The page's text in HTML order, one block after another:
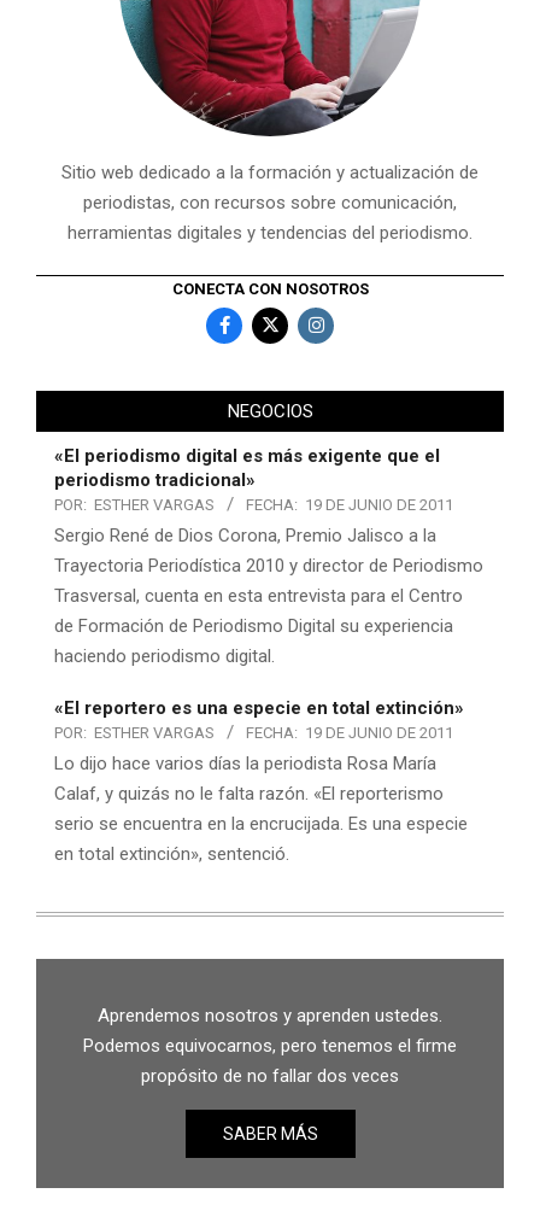
Sitio web dedicado a la formación y actualización de
periodistas, con recursos sobre comunicación,
herramientas digitales y tendencias del periodismo.
CONECTA CON NOSOTROS
NEGOCIOS
«El periodismo digital es más exigente que el
periodismo tradicional»
POR: ESTHER VARGAS FECHA: 19 DE JUNIO DE 2011
Sergio René de Dios Corona, Premio Jalisco a la
Trayectoria Periodística 2010 y director de Periodismo
Trasversal, cuenta en esta entrevista para el Centro
de Formación de Periodismo Digital su experiencia
haciendo periodismo digital.
«El reportero es una especie en total extinción»
POR: ESTHER VARGAS FECHA: 19 DE JUNIO DE 2011
Lo dijo hace varios días la periodista Rosa María
Calaf, y quizás no le falta razón. «El reporterismo
serio se encuentra en la encrucijada. Es una especie
en total extinción», sentenció.
Aprendemos nosotros y aprenden ustedes.
Podemos equivocarnos, pero tenemos el firme
propósito de no fallar dos veces
SABER MÁS